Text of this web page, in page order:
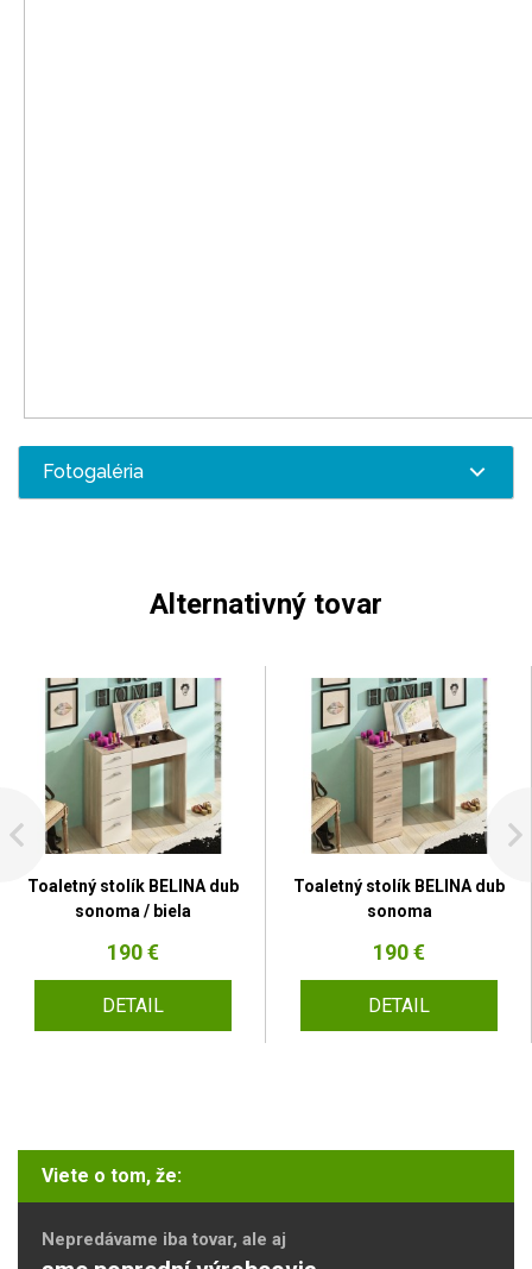
Fotogaléria
Alternativný tovar
Toaletný stolík BELINA dub
sonoma / biela
190 €
DETAIL
Toaletný stolík BELINA dub
sonoma
190 €
DETAIL
Viete o tom, že:
Nepredávame iba tovar, ale aj